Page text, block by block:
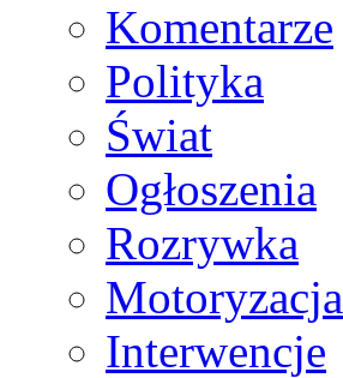
Komentarze
Polityka
Świat
Ogłoszenia
Rozrywka
Motoryzacja
Interwencje